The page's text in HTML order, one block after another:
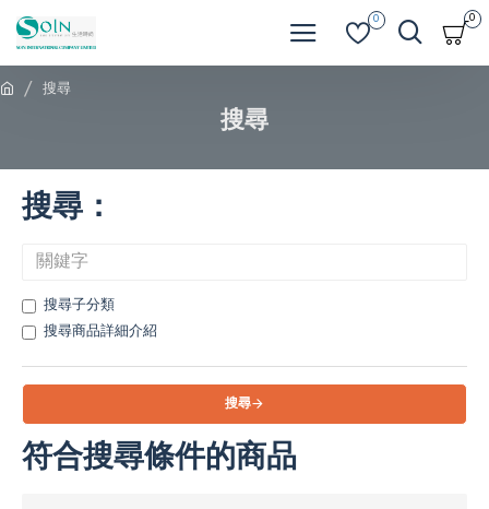
0 0
搜尋
搜尋
搜尋：
搜尋子分類
搜尋商品詳細介紹
搜尋
符合搜尋條件的商品